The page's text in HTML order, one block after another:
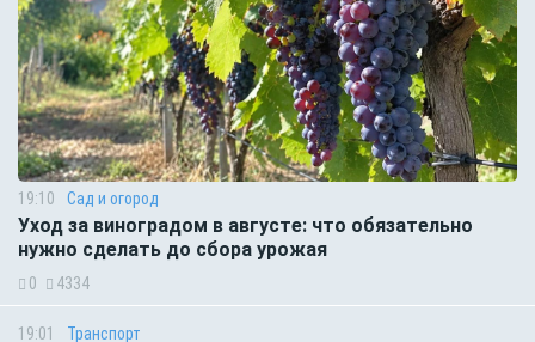
19:10 Сад и огород
Уход за виноградом в августе: что обязательно
нужно сделать до сбора урожая
0 4334
19:01 Транспорт